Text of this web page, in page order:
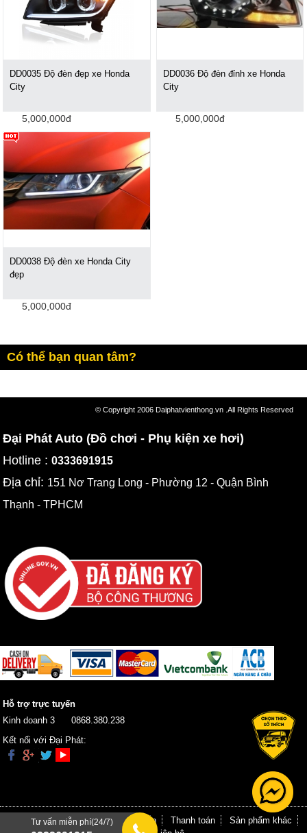
DD0035 Độ đèn đẹp xe Honda
City
5,000,000đ
DD0036 Độ đèn đỉnh xe Honda
City
5,000,000đ
DD0038 Độ đèn xe Honda City
đẹp
5,000,000đ
Có thể bạn quan tâm?
© Copyright 2006 Daiphatvienthong.vn .All Rights Reserved
Đại Phát Auto (Đồ chơi - Phụ kiện xe hơi)
Hotline :0333691915
Địa chỉ: 151 Nơ Trang Long - Phường 12 - Quận Bình
Thạnh - TPHCM
Hỗ trợ trực tuyến
Kinh doanh 3
0868.380.238
Kết nối với Đại Phát:
Trang chủ Giới thiệu Hướng dẫn Thanh toán
Sản phẩm khác
Tư vấn miễn phí(24/7)